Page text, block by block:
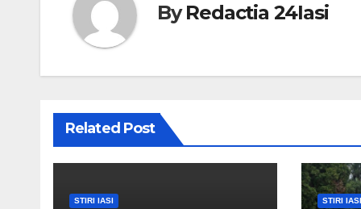
ByRedactia 24Iasi
Related Post
STIRI IASI STIRI IASI